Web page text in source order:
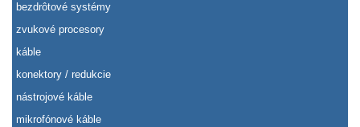
bezdrôtové systémy
zvukové procesory
káble
konektory / redukcie
nástrojové káble
mikrofónové káble